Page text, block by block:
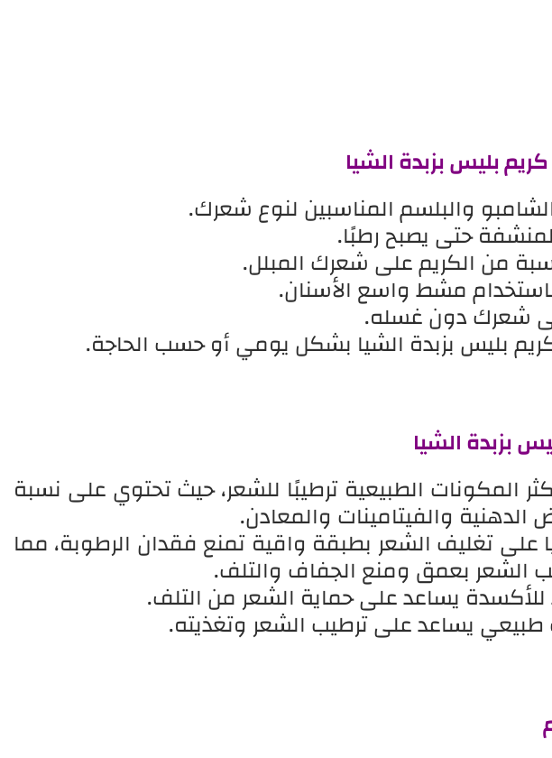
بليس بزبدة الشيا
والبلسم المناسبين لنوع شعرك.
حتى يصبح رطبًا.
من الكريم على شعرك المبلل.
مشط واسع الأسنان.
شعرك دون غسله.
بليس بزبدة الشيا بشكل يومي أو حسب الحاجة.
بزبدة الشيا
المكونات الطبيعية ترطيبًا للشعر، حيث تحتوي على نسبة
الدهنية والفيتامينات والمعادن.
على تغليف الشعر بطبقة واقية تمنع فقدان الرطوبة، مما
الشعر بعمق ومنع الجفاف والتلف.
يساعد على ترطيب الشعر وتغذيته.